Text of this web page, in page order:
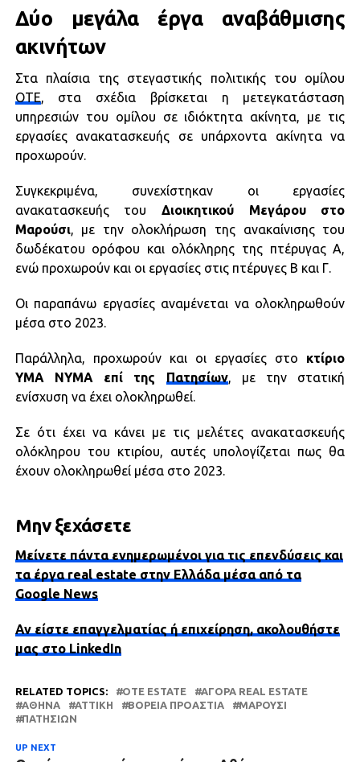
Δύο μεγάλα έργα αναβάθμισης
ακινήτων
Στα πλαίσια της στεγαστικής πολιτικής του ομίλου
ΟΤΕ, στα σχέδια βρίσκεται η μετεγκατάσταση
υπηρεσιών του ομίλου σε ιδιόκτητα ακίνητα, με τις
εργασίες ανακατασκευής σε υπάρχοντα ακίνητα να
προχωρούν.
Συγκεκριμένα, συνεχίστηκαν οι εργασίες
ανακατασκευής του Διοικητικού Μεγάρου στο
Μαρούσι, με την ολοκλήρωση της ανακαίνισης του
δωδέκατου ορόφου και ολόκληρης της πτέρυγας Α,
ενώ προχωρούν και οι εργασίες στις πτέρυγες Β και Γ.
Οι παραπάνω εργασίες αναμένεται να ολοκληρωθούν
μέσα στο 2023.
Παράλληλα, προχωρούν και οι εργασίες στο κτίριο
ΥΜΑ ΝΥΜΑ επί της Πατησίων, με την στατική
ενίσχυση να έχει ολοκληρωθεί.
Σε ότι έχει να κάνει με τις μελέτες ανακατασκευής
ολόκληρου του κτιρίου, αυτές υπολογίζεται πως θα
έχουν ολοκληρωθεί μέσα στο 2023.
Μην ξεχάσετε
Μείνετε πάντα ενημερωμένοι για τις επενδύσεις και
τα έργα real estate στην Ελλάδα μέσα από τα
Google News
Αν είστε επαγγελματίας ή επιχείρηση, ακολουθήστε
μας στο LinkedIn
RELATED TOPICS: OTE ESTATE
ΑΓΟΡΆ REAL ESTATE
ΑΘΉΝΑ
ΑΤΤΙΚΗ ΒΌΡΕΙΑ ΠΡΟΆΣΤΙΑ
ΜΑΡΟΎΣΙ
ΠΑΤΗΣΊΩΝ
UP NEXT